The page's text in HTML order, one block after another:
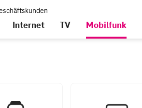
Internet TV Mobilfunk